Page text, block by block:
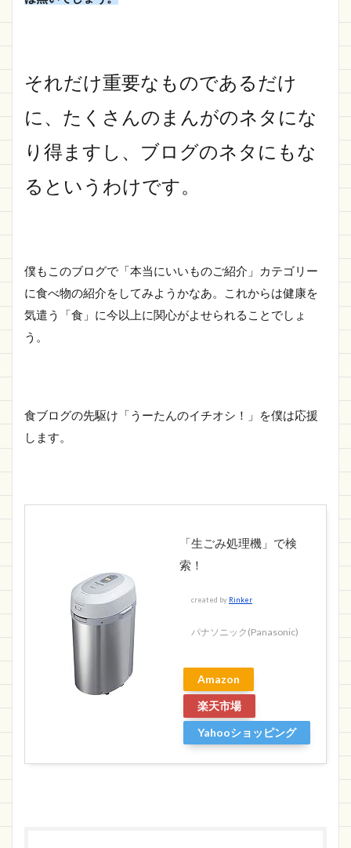
それだけ重要なものであるだけ
に、たくさんのまんがのネタにな
り得ますし、ブログのネタにもな
るというわけです。
僕もこのブログで「本当にいいものご紹介」カテゴリー
に食べ物の紹介をしてみようかなあ。これからは健康を
気遣う「食」に今以上に関心がよせられることでしょ
う。
食ブログの先駆け「うーたんのイチオシ！」を僕は応援
します。
「生ごみ処理機」で検
索！
created by Rinker
パナソニック(Panasonic)
Amazon
楽天市場
Yahooショッピング